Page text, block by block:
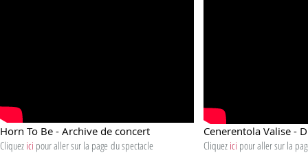
Horn To Be - Archive de concert
Cliquez ici pour aller sur la page du spectacle
Cenerentola Valise -
Cliquez ici pour aller sur la